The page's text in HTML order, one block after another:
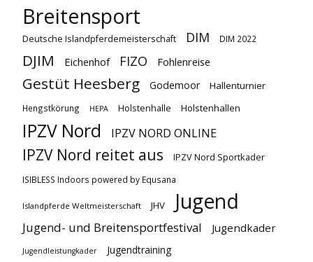
Breitensport
Deutsche Islandpferdemeisterschaft DIM DIM 2022
DJIM Eichenhof FIZO Fohlenreise
Gestüt Heesberg Godemoor Hallenturnier
Hengstkörung HEPA Holstenhalle Holstenhallen
IPZV Nord IPZV NORD ONLINE
IPZV Nord reitet aus IPZV Nord Sportkader
ISIBLESS Indoors powered by Equsana
Islandpferde Weltmeisterschaft JHV Jugend
Jugend- und Breitensportfestival Jugendkader
Jugendleistungkader Jugendtraining